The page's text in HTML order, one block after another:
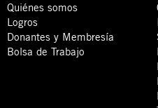
Quiénes somos
Logros
Donantes y Membresía
Bolsa de Trabajo